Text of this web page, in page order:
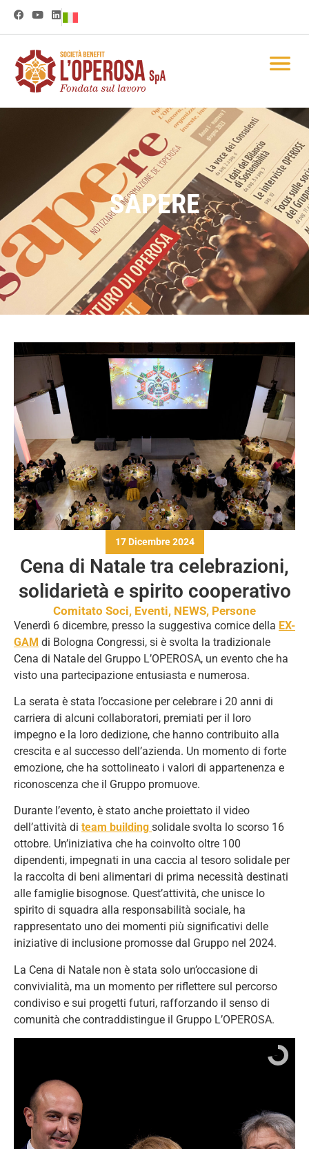
SAPERE
17 Dicembre 2024
Cena di Natale tra celebrazioni,
solidarietà e spirito cooperativo
Comitato Soci, Eventi, NEWS, Persone
Venerdì 6 dicembre, presso la suggestiva cornice della EX-
GAM di Bologna Congressi, si è svolta la tradizionale
Cena di Natale del Gruppo L’OPEROSA, un evento che ha
visto una partecipazione entusiasta e numerosa.
La serata è stata l’occasione per celebrare i 20 anni di
carriera di alcuni collaboratori, premiati per il loro
impegno e la loro dedizione, che hanno contribuito alla
crescita e al successo dell’azienda. Un momento di forte
emozione, che ha sottolineato i valori di appartenenza e
riconoscenza che il Gruppo promuove.
Durante l’evento, è stato anche proiettato il video
dell’attività di team building solidale svolta lo scorso 16
ottobre. Un’iniziativa che ha coinvolto oltre 100
dipendenti, impegnati in una caccia al tesoro solidale per
la raccolta di beni alimentari di prima necessità destinati
alle famiglie bisognose. Quest’attività, che unisce lo
spirito di squadra alla responsabilità sociale, ha
rappresentato uno dei momenti più significativi delle
iniziative di inclusione promosse dal Gruppo nel 2024.
La Cena di Natale non è stata solo un’occasione di
convivialità, ma un momento per riflettere sul percorso
condiviso e sui progetti futuri, rafforzando il senso di
comunità che contraddistingue il Gruppo L’OPEROSA.